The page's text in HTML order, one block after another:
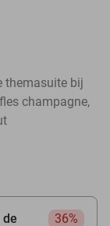
themasuite bij
champagne,
36%